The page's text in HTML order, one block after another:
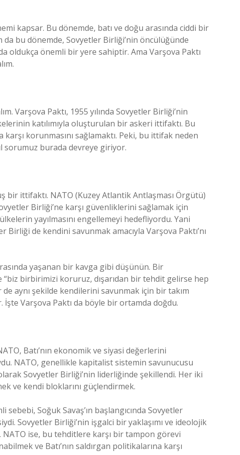
kapsar. Bu dönemde, batı ve doğu arasında ciddi bir
da bu dönemde, Sovyetler Birliği’nin öncülüğünde
oldukça önemli bir yere sahiptir. Ama Varşova Paktı
Varşova Paktı, 1955 yılında Sovyetler Birliği’nin
katılımıyla oluşturulan bir askeri ittifaktı. Bu
karşı korunmasını sağlamaktı. Peki, bu ittifak neden
sorumuz burada devreye giriyor.
bir ittifaktı. NATO (Kuzey Atlantik Antlaşması Örgütü)
Birliği’ne karşı güvenliklerini sağlamak için
yayılmasını engellemeyi hedefliyordu. Yani
de kendini savunmak amacıyla Varşova Paktı’nı
yaşanan bir kavga gibi düşünün. Bir
birbirimizi koruruz, dışarıdan bir tehdit gelirse hep
aynı şekilde kendilerini savunmak için bir takım
Varşova Paktı da böyle bir ortamda doğdu.
Batı’nın ekonomik ve siyasi değerlerini
NATO, genellikle kapitalist sistemin savunucusu
Sovyetler Birliği’nin liderliğinde şekillendi. Her iki
ve kendi bloklarını güçlendirmek.
Soğuk Savaş’ın başlangıcında Sovyetler
Sovyetler Birliği’nin işgalci bir yaklaşımı ve ideolojik
NATO ise, bu tehditlere karşı bir tampon görevi
ve Batı’nın saldırgan politikalarına karşı